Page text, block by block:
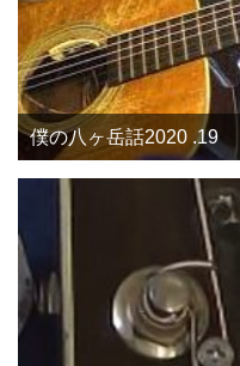
僕の八ヶ岳話2020 .19